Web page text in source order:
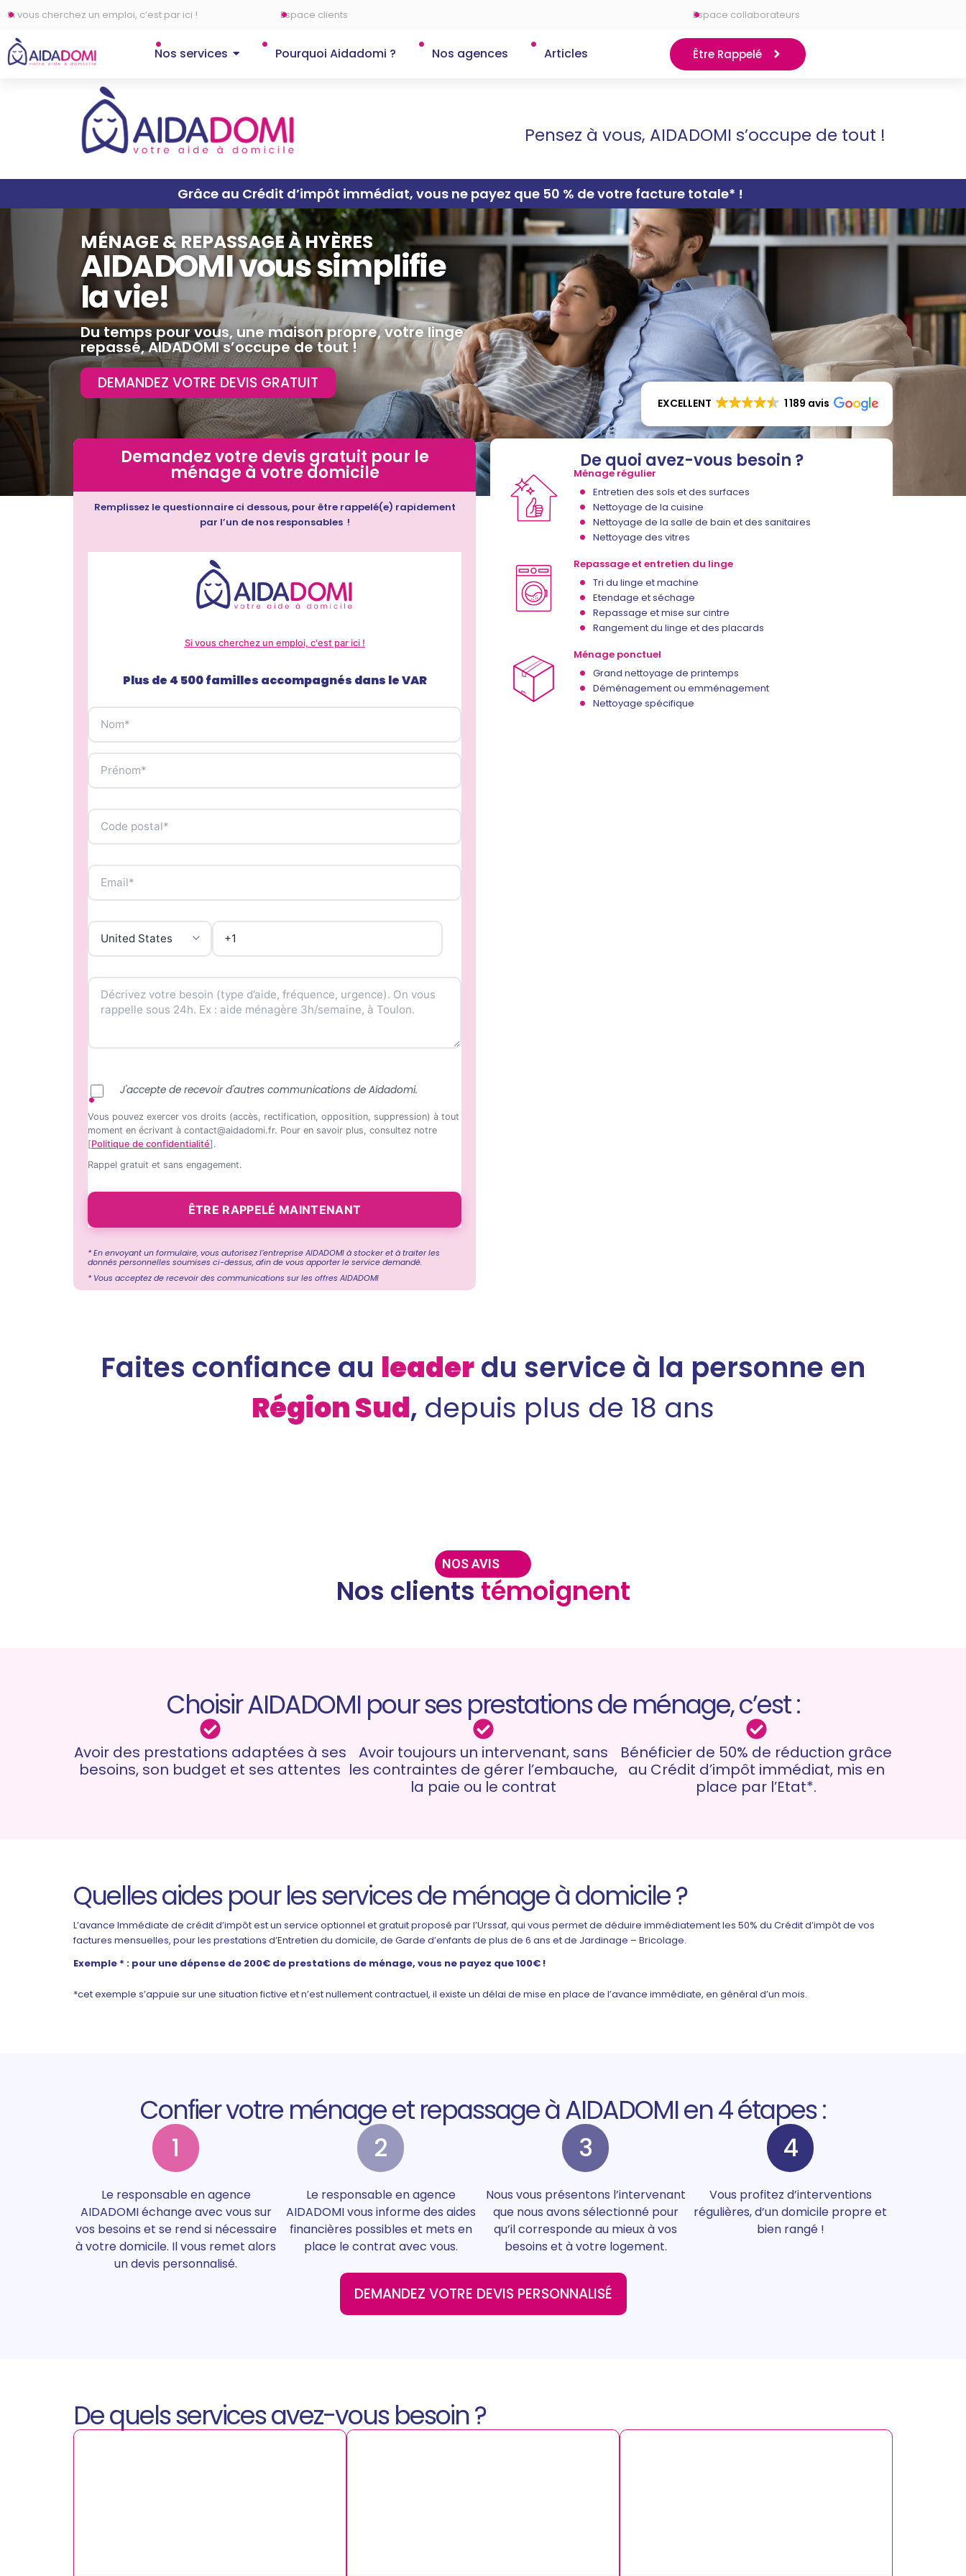
Si vous cherchez un emploi, c’est par ici ! Espace clients Espace collaborateurs
Nos services Pourquoi Aidadomi ? Nos agences Articles Être Rappelé
Pensez à vous, AIDADOMI s’occupe de tout !
Grâce au Crédit d’impôt immédiat, vous ne payez que 50 % de votre facture totale* !
MÉNAGE & REPASSAGE À HYÈRES
AIDADOMI vous simplifie
la vie!
Du temps pour vous, une maison propre, votre linge
repassé, AIDADOMI s’occupe de tout !
DEMANDEZ VOTRE DEVIS GRATUIT
EXCELLENT 1 189 avis
Demandez votre devis gratuit pour le
ménage à votre domicile
Remplissez le questionnaire ci dessous, pour être rappelé(e) rapidement
par l’un de nos responsables !
Si vous cherchez un emploi, c'est par ici !
Plus de 4 500 familles accompagnés dans le VAR
J'accepte de recevoir d'autres communications de Aidadomi.
Vous pouvez exercer vos droits (accès, rectification, opposition, suppression) à tout
moment en écrivant à contact@aidadomi.fr. Pour en savoir plus, consultez notre
[Politique de confidentialité].
Rappel gratuit et sans engagement.
* En envoyant un formulaire, vous autorisez l’entreprise AIDADOMI à stocker et à traiter les
donnés personnelles soumises ci-dessus, afin de vous apporter le service demandé.
* Vous acceptez de recevoir des communications sur les offres AIDADOMI
De quoi avez-vous besoin ?
Ménage régulier
Entretien des sols et des surfaces
Nettoyage de la cuisine
Nettoyage de la salle de bain et des sanitaires
Nettoyage des vitres
Repassage et entretien du linge
Tri du linge et machine
Etendage et séchage
Repassage et mise sur cintre
Rangement du linge et des placards
Ménage ponctuel
Grand nettoyage de printemps
Déménagement ou emménagement
Nettoyage spécifique
Faites confiance au leaderdu service à la personne en
Région Sud, depuis plus de 18 ans
NOS AVIS
Nos clients témoignent
Choisir AIDADOMI pour ses prestations de ménage, c’est :
Avoir des prestations adaptées à ses
besoins, son budget et ses attentes
Avoir toujours un intervenant, sans
les contraintes de gérer l’embauche,
la paie ou le contrat
Bénéficier de 50% de réduction grâce
au Crédit d’impôt immédiat, mis en
place par l’Etat*.
Quelles aides pour les services de ménage à domicile ?
L’avance Immédiate de crédit d’impôt est un service optionnel et gratuit proposé par l’Urssaf, qui vous permet de déduire immédiatement les 50% du Crédit d’impôt de vos
factures mensuelles, pour les prestations d’Entretien du domicile, de Garde d’enfants de plus de 6 ans et de Jardinage – Bricolage.
Exemple * : pour une dépense de 200€ de prestations de ménage, vous ne payez que 100€ !
*cet exemple s’appuie sur une situation fictive et n’est nullement contractuel, il existe un délai de mise en place de l’avance immédiate, en général d’un mois.
Confier votre ménage et repassage à AIDADOMI en 4 étapes :
1
Le responsable en agence
AIDADOMI échange avec vous sur
vos besoins et se rend si nécessaire
à votre domicile. Il vous remet alors
un devis personnalisé.
2
Le responsable en agence
AIDADOMI vous informe des aides
financières possibles et mets en
place le contrat avec vous.
3
Nous vous présentons l’intervenant
que nous avons sélectionné pour
qu’il corresponde au mieux à vos
besoins et à votre logement.
4
Vous profitez d’interventions
régulières, d’un domicile propre et
bien rangé !
DEMANDEZ VOTRE DEVIS PERSONNALISÉ
De quels services avez-vous besoin ?